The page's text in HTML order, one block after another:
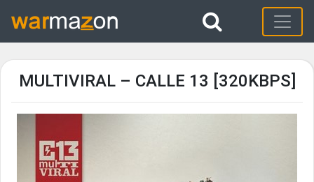
MULTIVIRAL – CALLE 13 [320KBPS]